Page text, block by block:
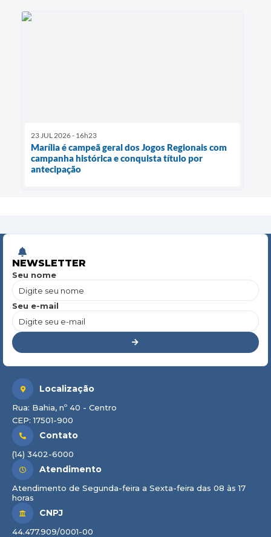
23 JUL 2026 - 16h23
Marília é campeã geral dos Jogos Regionais com
campanha histórica e conquista título por
antecipação
NEWSLETTER
Seu nome
Seu e-mail
Localização
Rua: Bahia, nº 40 - Centro
CEP: 17501-900
Contato
(14) 3402-6000
Atendimento
Atendimento de Segunda-feira a Sexta-feira das 08 às 17
horas
CNPJ
44.477.909/0001-00